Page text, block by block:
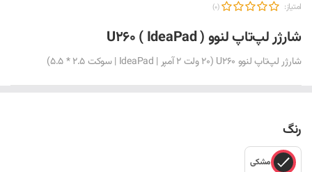
شارژر لپ‌تاپ لنوو U260 ( IdeaPad )
شارژر لپ‌تاپ لنوو U260 (20 ولت 2 آمپر | IdeaPad | سوکت 2.5 * 5.5)
امتیاز: (0)
رنگ
مشکی